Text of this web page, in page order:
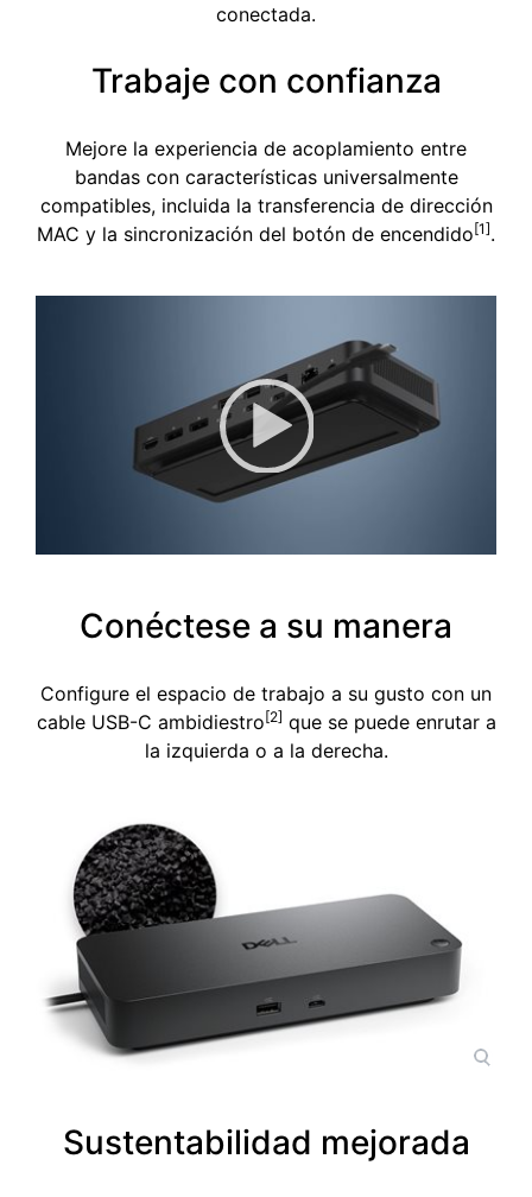
conectada.
Trabaje con confianza
Mejore la experiencia de acoplamiento entre
bandas con características universalmente
compatibles, incluida la transferencia de dirección
MAC y la sincronización del botón de encendido[1].
Reproductor de vídeo
Conéctese a su manera
Configure el espacio de trabajo a su gusto con un
cable USB-C ambidiestro[2] que se puede enrutar a
la izquierda o a la derecha.
Sustentabilidad mejorada